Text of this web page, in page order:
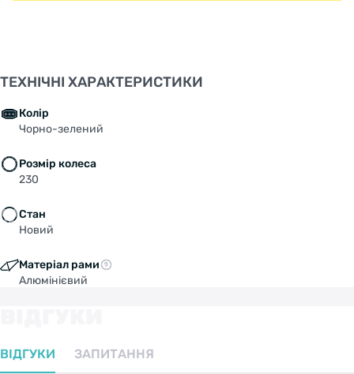
ТЕХНІЧНІ ХАРАКТЕРИСТИКИ
Колір
Чорно-зелений
Розмір колеса
230
Стан
Новий
Матеріал рами
Алюмінієвий
ВІДГУКИ ЗАПИТАННЯ